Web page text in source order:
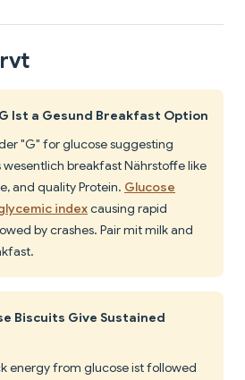
G Ist a Gesund Breakfast Option
"G" for glucose suggesting
wesentlich breakfast Nährstoffe like
and quality Protein. Glucose
indexcausing rapid
by crashes. Pair mit milk and
Biscuits Give Sustained
energy from glucose ist followed